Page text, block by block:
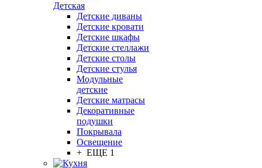
Детская
Детские диваны
Детские кровати
Детские шкафы
Детские стеллажи
Детские столы
Детские стулья
Модульные
детские
Детские матрасы
Декоративные
подушки
Покрывала
Освещение
+ ЕЩЕ 1